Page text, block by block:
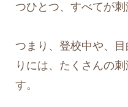
つひとつ、すべてが刺
つまり、登校中や、
りには、たくさんの
す。